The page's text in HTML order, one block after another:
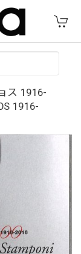
ス 1916-
1916-